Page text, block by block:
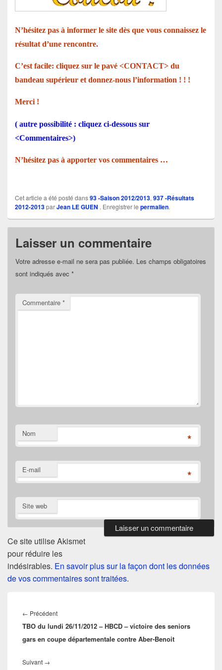
N’hésitez pas à informer le site dès que vous connaissez le
résultat d’une rencontre.
C’est facile: cliquez sur le pavé <CONTACT> du
bandeau supérieur et donnez-nous l’information ! ! !
Merci !
( autre possibilité : cliquez ci-dessous sur
<Commentaires>)
N’hésitez pas à apporter vos commentaires …
Cet article a été posté dans93 -Saison 2012/2013, 937 -Résultats
2012-2013parJean LE GUEN . Enregistrer le permalien.
Laisser un commentaire
Votre adresse e-mail ne sera pas publiée. Les champs obligatoires
sont indiqués avec *
Commentaire *
Nom *
E-mail *
Site web
Ce site utilise Akismet
pour réduire les
indésirables. En savoir plus sur la façon dont les données
de vos commentaires sont traitées.
de
l’article
← PrécédentArticle
précédent :
TBO du lundi 26/11/2012 – HBCD – victoire des seniors
gars en coupe départementale contre Aber-Benoit
Suivant →